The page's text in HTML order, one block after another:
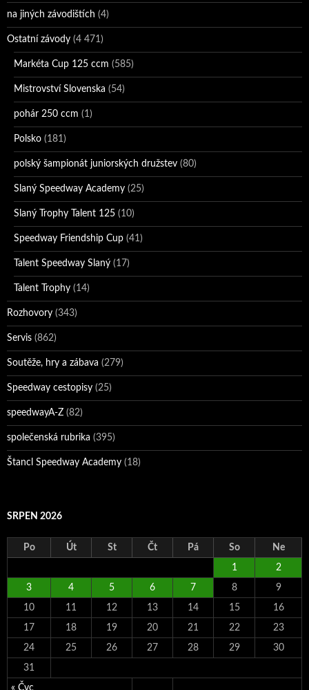
na jiných závodištích (4)
Ostatní závody (4 471)
Markéta Cup 125 ccm (585)
Mistrovství Slovenska (54)
pohár 250 ccm (1)
Polsko (181)
polský šampionát juniorských družstev (80)
Slaný Speedway Academy (25)
Slaný Trophy Talent 125 (10)
Speedway Friendship Cup (41)
Talent Speedway Slaný (17)
Talent Trophy (14)
Rozhovory (343)
Servis (862)
Soutěže, hry a zábava (279)
Speedway cestopisy (25)
speedwayA-Z (82)
společenská rubrika (395)
Štancl Speedway Academy (18)
SRPEN 2026
Po Út St Čt Pá So Ne
« Čvc
1 2
3 4 5 6 7 8 9
10 11 12 13 14 15 16
17 18 19 20 21 22 23
24 25 26 27 28 29 30
31